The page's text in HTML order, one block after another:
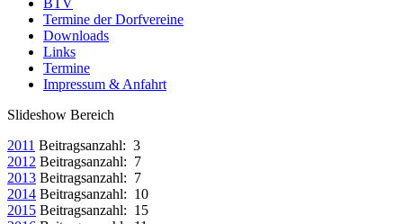
BTV
Termine der Dorfvereine
Downloads
Links
Termine
Impressum & Anfahrt
Slideshow Bereich
2011 Beitragsanzahl: 3
2012 Beitragsanzahl: 7
2013 Beitragsanzahl: 7
2014 Beitragsanzahl: 10
2015 Beitragsanzahl: 15